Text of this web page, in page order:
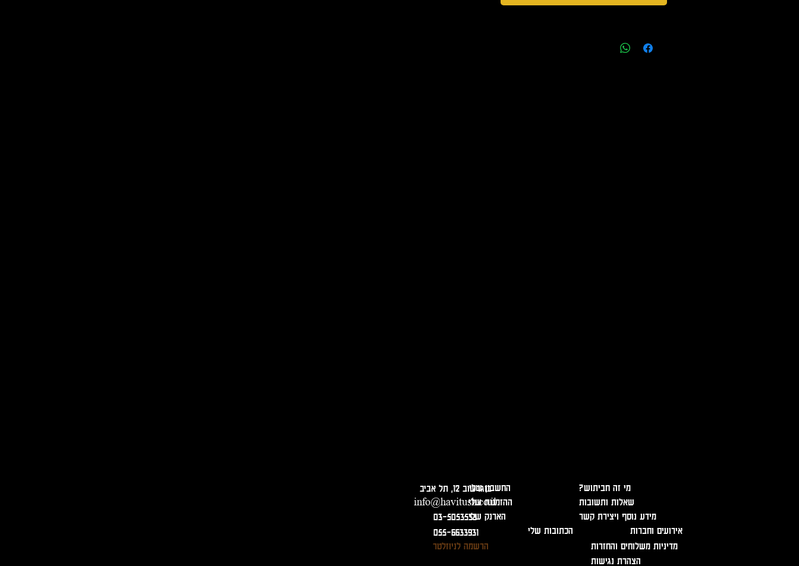
החשבון שלי
ההזמנות שלי
הארנק שלי
הכתובות שלי
בוגרשוב 12, תל אביב
info@havitush.co.il
03-5053533
055-6633931
הרשמה לניוזלטר
?מי זה חביתוש
שאלות ותשובות
מידע נוסף ויצירת קשר
אירועים וחברות
מדיניות משלוחים והחזרות
הצהרת נגישות